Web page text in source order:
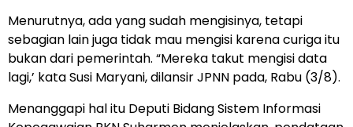
Menurutnya, ada yang sudah mengisinya, tetapi
sebagian lain juga tidak mau mengisi karena curiga itu
bukan dari pemerintah. “Mereka takut mengisi data
lagi,’ kata Susi Maryani, dilansir JPNN pada, Rabu (3/8).
Menanggapi hal itu Deputi Bidang Sistem Informasi